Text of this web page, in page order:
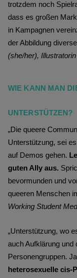
trotzdem noch
dass es großen
in Kampagnen
der Abbildung
(she/her), Illustratorin
WIE KANN MAN
UNTERSTÜTZEN?
„Die queere
Unterstützung, sei
auf Demos gehen.
guten Ally aus.
bevormunden und
queeren Menschen
Working Student
„Unterstützung, wo
auch Aufklärung und
Personengruppen.
heterosexuelle cis-